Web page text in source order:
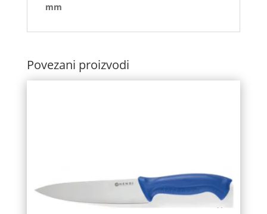
mm
Povezani proizvodi